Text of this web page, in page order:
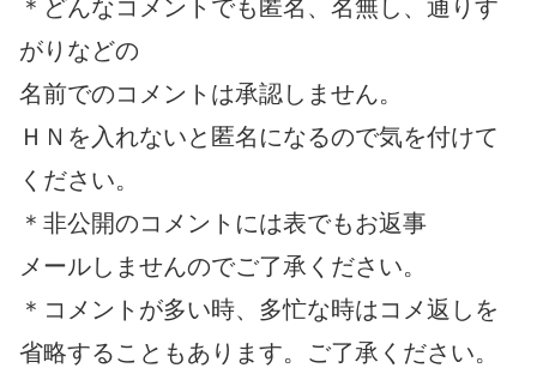
＊どんなコメントでも匿名、名無し、通りす
がりなどの
名前でのコメントは承認しません。
ＨＮを入れないと匿名になるので気を付けて
ください。
＊非公開のコメントには表でもお返事
メールしませんのでご了承ください。
＊コメントが多い時、多忙な時はコメ返しを
省略することもあります。ご了承ください。